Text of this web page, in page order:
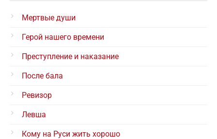
Мертвые души
Герой нашего времени
Преступление и наказание
После бала
Ревизор
Левша
Кому на Руси жить хорошо